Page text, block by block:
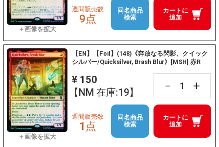
カートに
追加
週間販売数
9点
同名商品
検索
【EN】【Foil】(148)《奔放なる閃影、クイック
シルバー/Quicksilver, Brash Blur》[MSH] 赤R
¥ 150
【NM 在庫:19】
－ +
カートに
追加
週間販売数
1点
同名商品
検索